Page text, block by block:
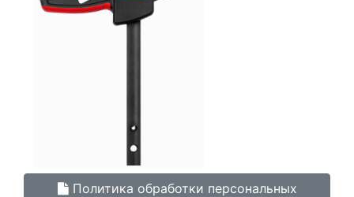
Политика обработки персональных